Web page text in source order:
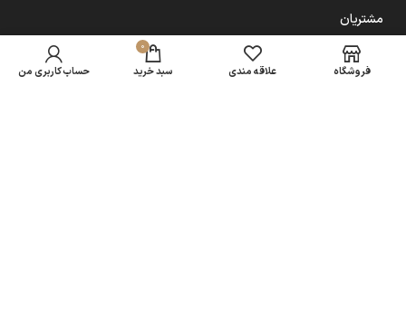
مشتریان
باشگاه مشتریان
کارت هدیه
فروشگاه علاقه مندی
0
سبد خرید حساب کاربری من